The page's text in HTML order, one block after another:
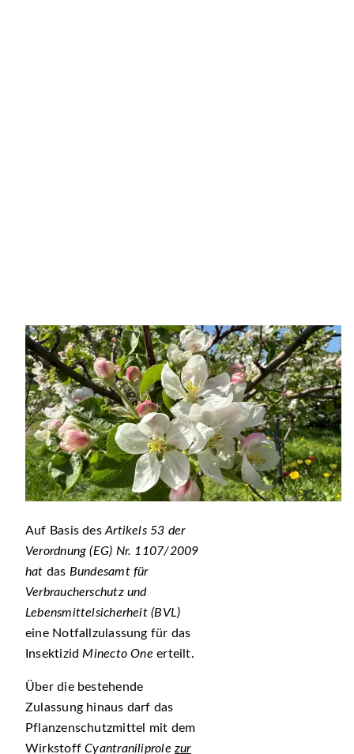
Auf Basis des Artikels 53 der
Verordnung (EG) Nr. 1107/2009
hat das Bundesamt für
Verbraucherschutz und
Lebensmittelsicherheit (BVL)
eine Notfallzulassung für das
Insektizid Minecto One erteilt.
Über die bestehende
Zulassung hinaus darf das
Pflanzenschutzmittel mit dem
WirkstoffCyantraniliprole zur